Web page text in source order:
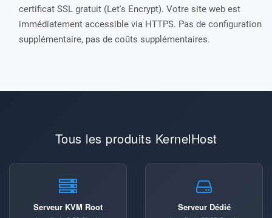
certificat SSL gratuit (Let's Encrypt). Votre site web est
immédiatement accessible via HTTPS. Pas de configuration
supplémentaire, pas de coûts supplémentaires.
Tous les produits KernelHost
Serveur KVM Root Serveur Dédié